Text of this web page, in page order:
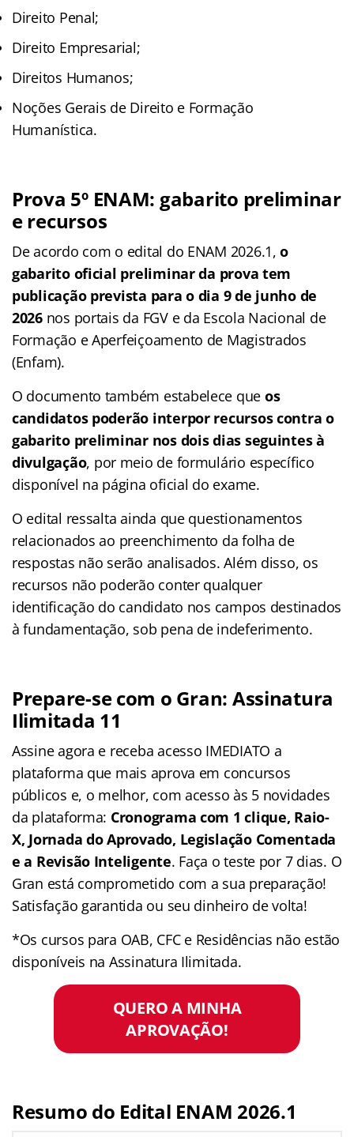
Direito Penal;
Direito Empresarial;
Direitos Humanos;
Noções Gerais de Direito e Formação
Humanística.
Prova 5º ENAM: gabarito preliminar
e recursos
De acordo com o edital do ENAM 2026.1,o
gabarito oficial preliminar da prova tem
publicação prevista para o dia 9 de junho de
2026nos portais da FGV e da Escola Nacional de
Formação e Aperfeiçoamento de Magistrados
(Enfam).
O documento também estabelece que os
candidatos poderão interpor recursos contra o
gabarito preliminar nos dois dias seguintes à
divulgação, por meio de formulário específico
disponível na página oficial do exame.
O edital ressalta ainda que questionamentos
relacionados ao preenchimento da folha de
respostas não serão analisados. Além disso, os
recursos não poderão conter qualquer
identificação do candidato nos campos destinados
à fundamentação, sob pena de indeferimento.
Prepare-se com o Gran: Assinatura
Ilimitada 11
Assine agora e receba acesso IMEDIATO a
plataforma que mais aprova em concursos
públicos e, o melhor, com acesso às 5 novidades
da plataforma: Cronograma com 1 clique, Raio-
X, Jornada do Aprovado, Legislação Comentada
e a Revisão Inteligente. Faça o teste por 7 dias. O
Gran está comprometido com a sua preparação!
Satisfação garantida ou seu dinheiro de volta!
*Os cursos para OAB, CFC e Residências não estão
disponíveis na Assinatura Ilimitada.
QUERO A MINHA
APROVAÇÃO!
Resumo do Edital ENAM 2026.1